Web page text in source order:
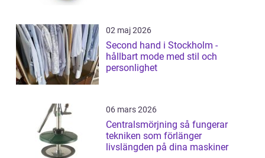
02 maj 2026
Second hand i Stockholm -
hållbart mode med stil och
personlighet
06 mars 2026
Centralsmörjning så fungerar
tekniken som förlänger
livslängden på dina maskiner